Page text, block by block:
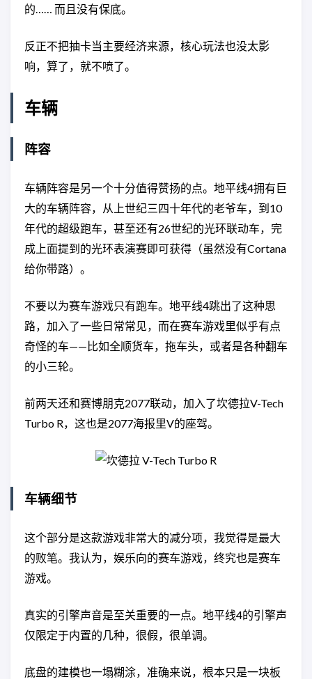
的…… 而且没有保底。
反正不把抽卡当主要经济来源，核心玩法也没太影
响，算了，就不喷了。
车辆
阵容
车辆阵容是另一个十分值得赞扬的点。地平线4拥有巨
大的车辆阵容，从上世纪三四十年代的老爷车，到10
年代的超级跑车，甚至还有26世纪的光环联动车，完
成上面提到的光环表演赛即可获得（虽然没有Cortana
给你带路）。
不要以为赛车游戏只有跑车。地平线4跳出了这种思
路，加入了一些日常常见，而在赛车游戏里似乎有点
奇怪的车——比如全顺货车，拖车头，或者是各种翻车
的小三轮。
前两天还和赛博朋克2077联动，加入了坎德拉V-Tech
Turbo R，这也是2077海报里V的座驾。
车辆细节
这个部分是这款游戏非常大的减分项，我觉得是最大
的败笔。我认为，娱乐向的赛车游戏，终究也是赛车
游戏。
真实的引擎声音是至关重要的一点。地平线4的引擎声
仅限定于内置的几种，很假，很单调。
底盘的建模也一塌糊涂，准确来说，根本只是一块板